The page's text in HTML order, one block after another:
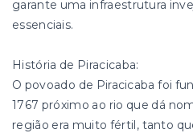
garante uma infraestrutura
essenciais.
História de Piracicaba:
O povoado de Piracicaba foi
1767 próximo ao rio que dá
região era muito fértil, tanto